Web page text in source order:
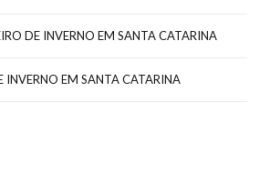
DE INVERNO EM SANTA CATARINA
INVERNO EM SANTA CATARINA